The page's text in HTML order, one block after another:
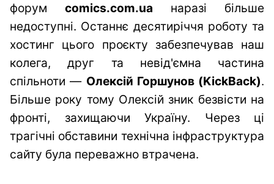
форум comics.com.ua наразі більше
недоступні. Останнє десятиріччя роботу та
хостинг цього проєкту забезпечував наш
колега, друг та невід'ємна частина
спільноти — Олексій Горшунов (KickBack).
Більше року тому Олексій зник безвісти на
фронті, захищаючи Україну. Через ці
трагічні обставини технічна інфраструктура
сайту була переважно втрачена.